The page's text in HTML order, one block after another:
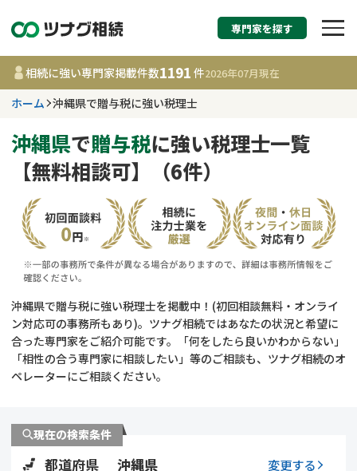
相続税申告・相続手
す
沖縄県
事務所
相談内容で探す
相続登記
遺留分侵害額請求
コラム
相続手続き
専門家を探す
相続に強い専門家掲載件数1191 件2026年07月現在
ホーム 沖縄県で贈与税に強い税理士
沖縄県で贈与税に強い税理士一覧
【無料相談可】（6件）
沖縄県で贈与税に強い税理士を掲載中！(初回相談無料・オンライ
ン対応可の事務所もあり)。ツナグ相続ではあなたの状況と希望に
合った専門家をご紹介可能です。「何をしたら良いかわからない」
「相性の合う専門家に相談したい」等のご相談も、ツナグ相続のオ
ペレーターにご相談ください。
現在の検索条件
都道府県 沖縄県 変更する